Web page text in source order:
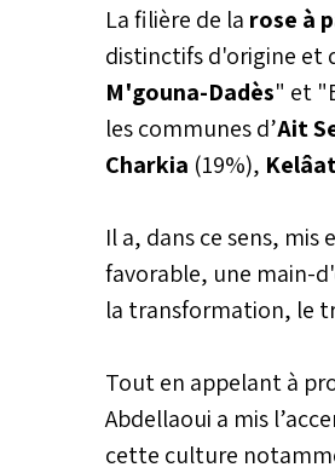
La filière de la rose à
distinctifs d'origine et
M'gouna-Dadès" et
les communes d’Ait
Charkia (19%),
Il a, dans ce sens,
favorable, une main-
la transformation, le
Tout en appelant à
Abdellaoui a mis
cette culture